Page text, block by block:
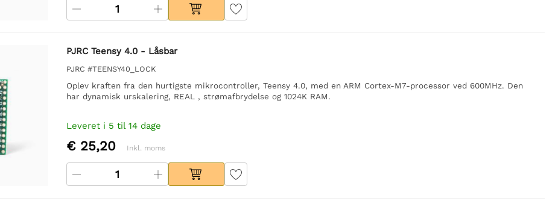
PJRC Teensy 4.0 - Låsbar
PJRC #TEENSY40_LOCK
Oplev kraften fra den hurtigste mikrocontroller, Teensy 4.0, med en ARM Cortex-M7-processor ved 600MHz. Den
har dynamisk urskalering, REAL , strømafbrydelse og 1024K RAM.
Leveret i 5 til 14 dage
€ 25,20 Inkl. moms